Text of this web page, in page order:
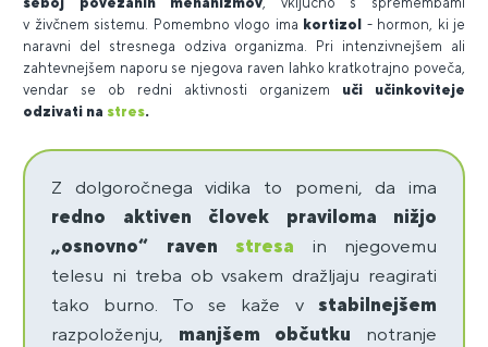
v živčnem sistemu. Pomembno vlogo ima kortizol
- hormon, ki je
naravni del stresnega odziva organizma. Pri intenzivnejšem ali
zahtevnejšem naporu se njegova raven lahko kratkotrajno poveča,
vendar se ob redni aktivnosti organizem uči učinkoviteje
odzivati na stres.
Z dolgoročnega vidika to pomeni, da ima
redno aktiven človek praviloma nižjo
„osnovno“ raven stresa in njegovemu
telesu ni treba ob vsakem dražljaju reagirati
tako burno. To se kaže v stabilnejšem
razpoloženju, manjšem občutku notranje